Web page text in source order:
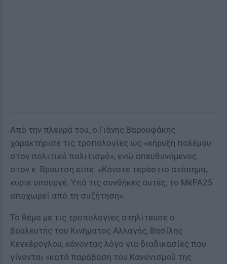
Από την πλευρά του, ο Γιάνης Βαρουφάκης
χαρακτήρισε τις τροπολογίες ως «κήρυξη πολέμου
στον πολιτικό πολιτισμό», ενώ απευθυνόμενος
στον κ. Βρούτση είπε: «Κάνατε τεράστιο ατόπημα,
κύριε υπουργέ. Υπό τις συνθήκες αυτές, το ΜέΡΑ25
αποχωρεί από τη συζήτηση».
Το θέμα με τις τροπολογίες στηλίτευσε ο
βουλευτής του Κινήματος Αλλαγής, Βασίλης
Κεγκέρογλου, κάνοντας λόγο για διαδικασίες που
γίνονται «κατά παράβαση του Κανονισμού της